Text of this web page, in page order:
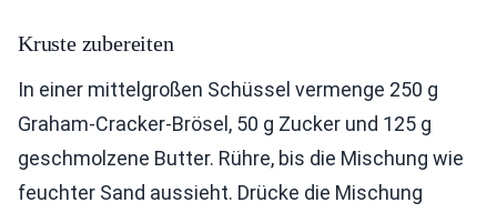
Kruste zubereiten
In einer mittelgroßen Schüssel vermenge 250 g
Graham-Cracker-Brösel, 50 g Zucker und 125 g
geschmolzene Butter. Rühre, bis die Mischung wie
feuchter Sand aussieht. Drücke die Mischung